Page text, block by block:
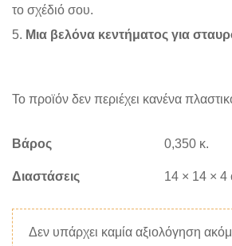
το σχέδιό σου.
5. Μια βελόνα κεντήματος για
Το προϊόν δεν περιέχει κανένα
Βάρος 0,350 κ.
Διαστάσεις 14 × 14 × 4
Δεν υπάρχει καμία αξιολόγηση